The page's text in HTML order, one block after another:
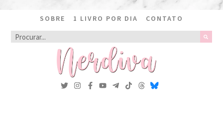
SOBRE 1 LIVRO POR DIA CONTATO